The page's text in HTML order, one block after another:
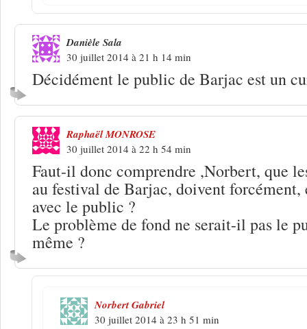
Danièle Sala
30 juillet 2014 à 21 h 14 min
Décidément le public de Barjac est un
Raphaël MONROSE
30 juillet 2014 à 22 h 54 min
Faut-il donc comprendre ,Norbert, que
au festival de Barjac, doivent
avec le public ?
Le problème de fond ne serait-il pas le
même ?
Norbert Gabriel
30 juillet 2014 à 23 h 51 min